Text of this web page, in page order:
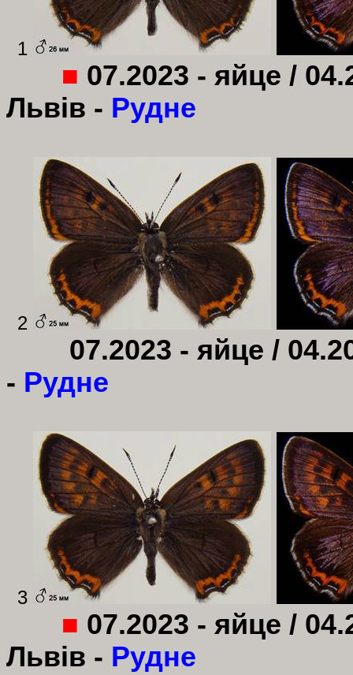
1
■ 07.2023 - яйце /
Львів - Рудне
2
07.2023 - яйце /
- Рудне
3
■ 07.2023 - яйце /
Львів - Рудне